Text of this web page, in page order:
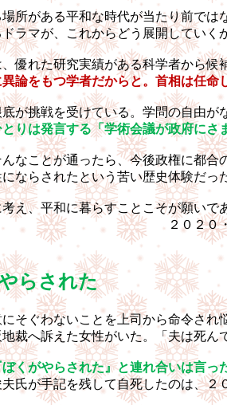
所がある平和な時代が当たり前で
ラマが、これからどう展開してい
優れた研究実績がある科学者から候
論をもつ学者だからと。首相は任命
が挑戦を受けている。学問の自由が
りは発言する「学術会議が政府に
なことが通ったら、今後政権に都
ならされたという苦い歴史体験だっ
え、平和に暮らすことこそが願いで
・１０
らされた
そぐわないことを上司から命令さ
裁へ訴えた女性がいた。「夫は死
くがやらされた』と連れ合いは言っ
氏が手記を残して自死したのは、２